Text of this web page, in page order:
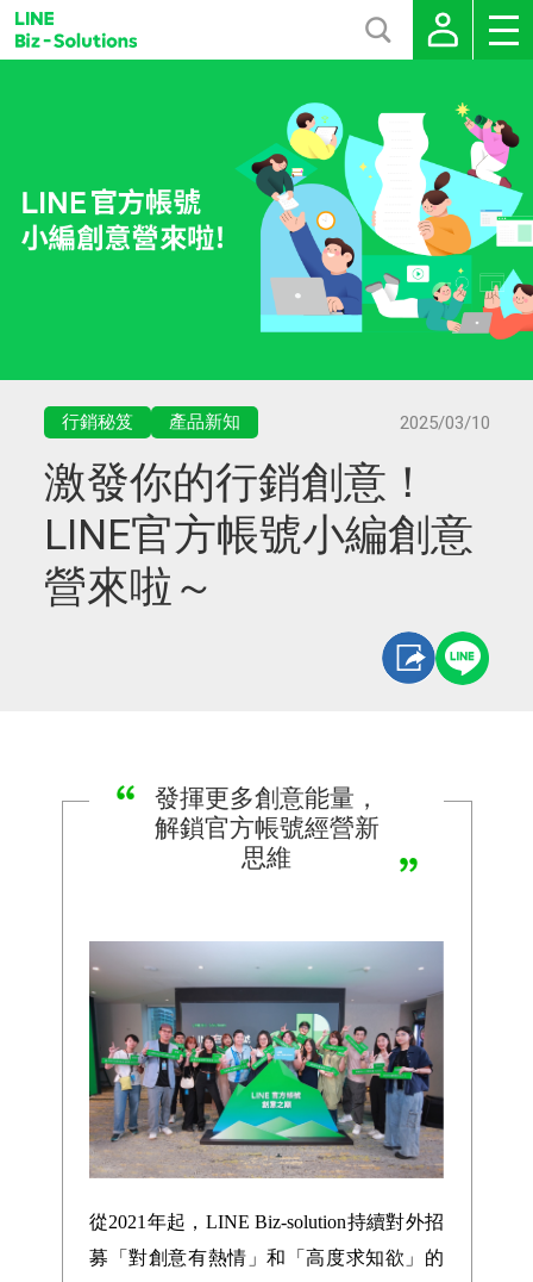
行銷秘笈 產品新知 2025/03/10
激發你的行銷創意！
LINE官方帳號小編創意
營來啦～
發揮更多創意能量，
解鎖官方帳號經營新
思維
從2021年起，LINE Biz-solution持續對外招
募「對創意有熱情」和「高度求知欲」的